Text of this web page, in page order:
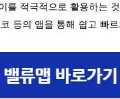
를 적극적으로 활용하는
등의 앱을 통해 쉽고 빠